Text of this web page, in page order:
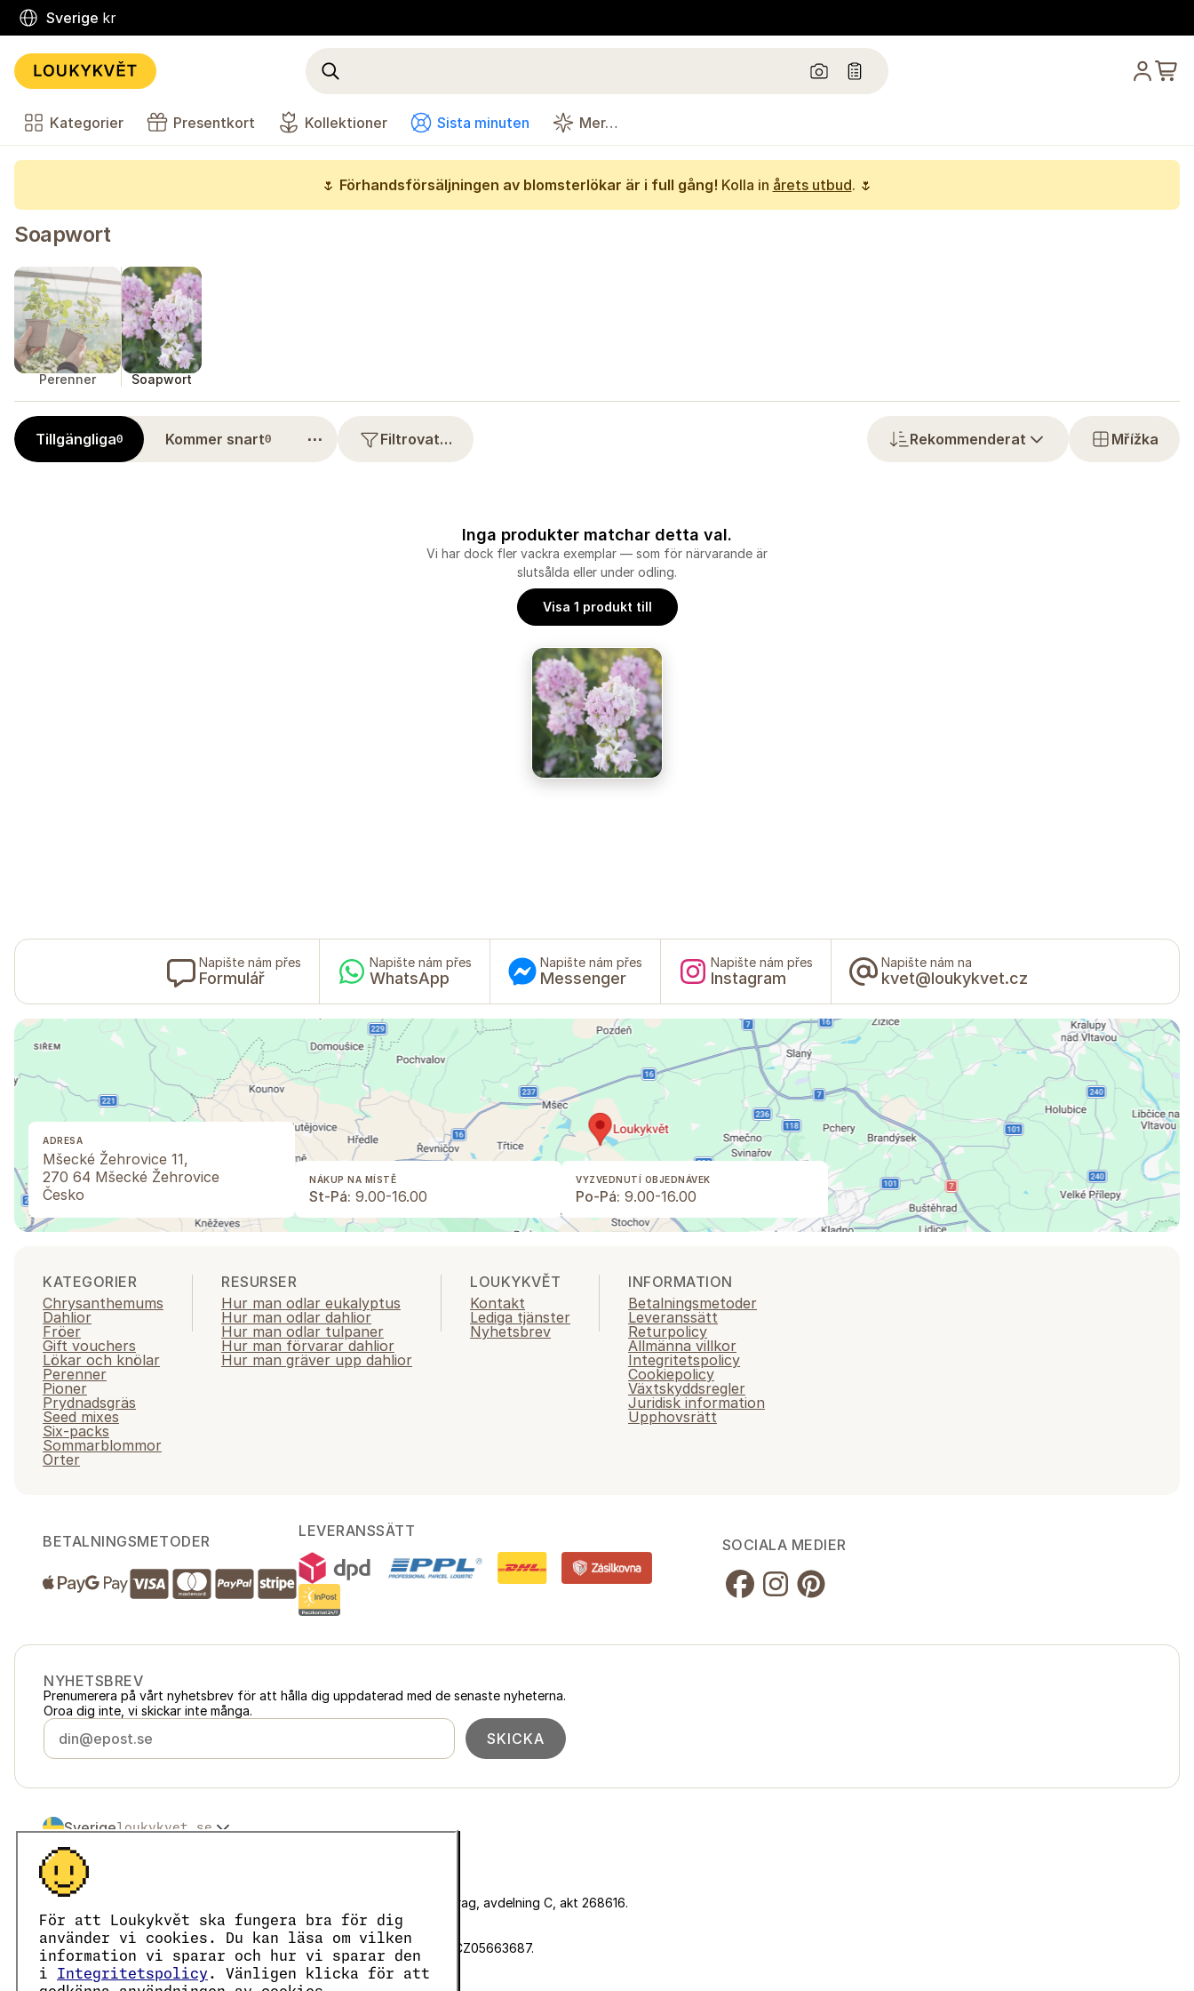
För att Loukykvět ska fungera bra för dig
använder vi cookies. Du kan läsa om vilken
information vi sparar och hur vi sparar den
i
Integritetspolicy . Vänligen klicka för att
Sverige kr
Kategorier Presentkort Kollektioner Sista minuten Mer…
🌷 Förhandsförsäljningen av blomsterlökar är i full gång! Kolla in årets utbud. 🌷
Soapwort
Perenner Soapwort
Tillgängliga0 Kommer snart0 ⋯ Filtrovat… Rekommenderat Mřížka
Inga produkter matchar detta val.
Vi har dock fler vackra exemplar — som för närvarande är
slutsålda eller under odling.
Visa 1 produkt till
Napište nám přes
Formulář
Napište nám přes
WhatsApp
Napište nám přes
Messenger
Napište nám přes
Instagram
Napište nám na
kvet@loukykvet.cz
ADRESA
Mšecké Žehrovice 11,
270 64 Mšecké Žehrovice
Česko
NÁKUP NA MÍSTĚ
St-Pá: 9.00-16.00
VYZVEDNUTÍ OBJEDNÁVEK
Po-Pá: 9.00-16.00
KATEGORIER
Chrysanthemums
Dahlior
Fröer
Gift vouchers
Lökar och knölar
Perenner
Pioner
Prydnadsgräs
Seed mixes
Six-packs
Sommarblommor
Örter
RESURSER
Hur man odlar eukalyptus
Hur man odlar dahlior
Hur man odlar tulpaner
Hur man förvarar dahlior
Hur man gräver upp dahlior
LOUKYKVĚT
Kontakt
Lediga tjänster
Nyhetsbrev
INFORMATION
Betalningsmetoder
Leveranssätt
Returpolicy
Allmänna villkor
Integritetspolicy
Cookiepolicy
Växtskyddsregler
Juridisk information
Upphovsrätt
BETALNINGSMETODER
LEVERANSSÄTT
SOCIALA MEDIER
NYHETSBREV
Prenumerera på vårt nyhetsbrev för att hålla dig uppdaterad med de senaste nyheterna.
Oroa dig inte, vi skickar inte många.
SKICKA
Sverigeloukykvet.se
Česko
Slovensko
Polskaloukykvet.pl
Österreich loukykvet.at
Deutschland loukykvet.de
Franceloukykvet.fr
Belgiëloukykvet.be
© 2016 →
Loukykvět s.r.o. är registrerat i handelsregistret vid stadsdomstolen i Prag, avdelning C, akt 268616.
Vi är anslutna till EKO-KOM under nummer EKF00180493.
Vi använder registreringsnummer 0636 för att utfärda växtpass.
Vårt organisationsnummer är 05663687, momsregistreringsnummer är CZ05663687.
Databoxens ID är eng827q.
EORI-numret är CZ05663687.